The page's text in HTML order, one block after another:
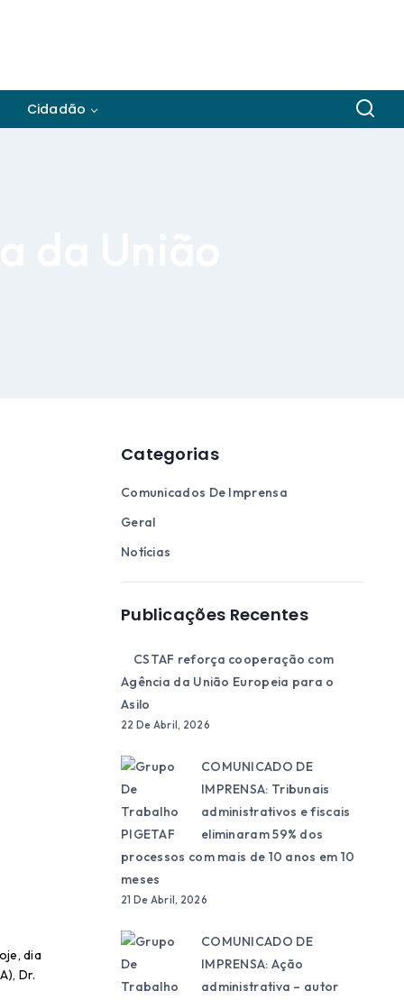
Cidadão
dia
Dr.
Categorias
Comunicados De Imprensa
Geral
Notícias
Publicações Recentes
CSTAF reforça cooperação com
Agência da União Europeia para o
Asilo
22 De Abril, 2026
COMUNICADO DE
IMPRENSA: Tribunais
administrativos e fiscais
eliminaram 59% dos
processos com mais de 10 anos em 10
meses
21 De Abril, 2026
COMUNICADO DE
IMPRENSA: Ação
administrativa – autor